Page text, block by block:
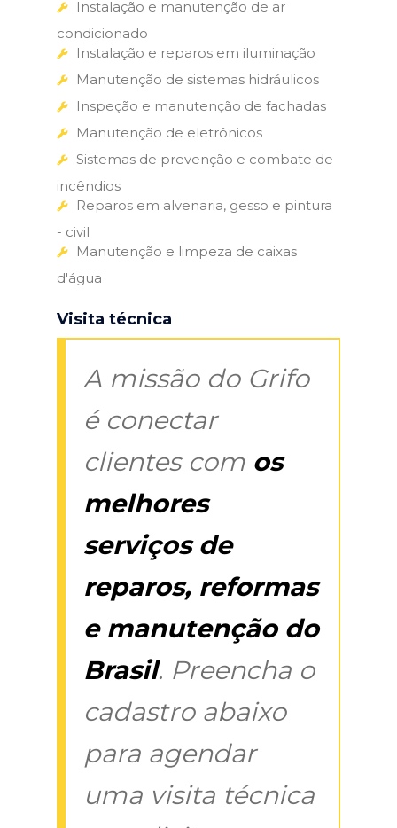
Instalação e manutenção de ar
condicionado
Instalação e reparos em iluminação
Manutenção de sistemas hidráulicos
Inspeção e manutenção de fachadas
Manutenção de eletrônicos
Sistemas de prevenção e combate de
incêndios
Reparos em alvenaria, gesso e pintura
- civil
Manutenção e limpeza de caixas
d'água
Visita técnica
A missão do Grifo
é conectar
clientes com os
melhores
serviços de
reparos, reformas
e manutenção do
Brasil. Preencha o
cadastro abaixo
para agendar
uma visita técnica